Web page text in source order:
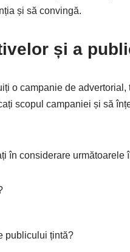
și să convingă.
și a
o campanie de
scopul campaniei și să
în considerare următoarele
publicului țintă?